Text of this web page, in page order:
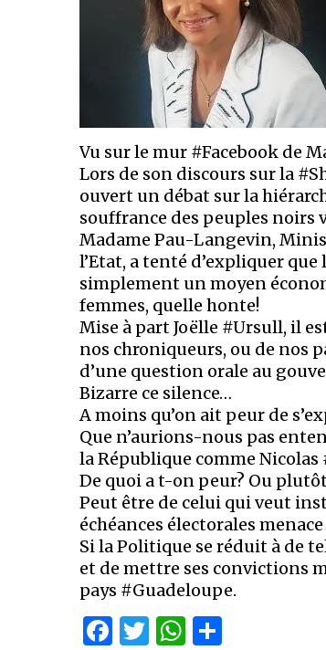
Vu sur le mur #Facebook de
Lors de son discours sur la
ouvert un débat sur la
souffrance des peuples noirs
Madame Pau-Langevin,
l’Etat, a tenté d’expliquer
simplement un moyen
femmes, quelle honte!
Mise à part Joëlle #Ursull, il
nos chroniqueurs, ou de nos
d’une question orale au
Bizarre ce silence…
A moins qu’on ait peur de
Que n’aurions-nous pas
la République comme
De quoi a t-on peur? Ou
Peut être de celui qui veut
échéances électorales
Si la Politique se réduit à de
et de mettre ses convictions
pays #Guadeloupe.
Facebook
Twitter
WhatsApp